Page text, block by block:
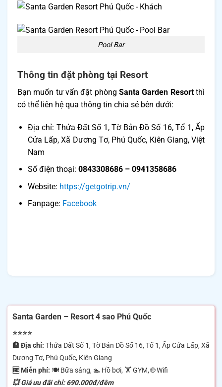
Pool Bar
Thông tin đặt phòng tại Resort
Bạn muốn tư vấn đặt phòng Santa Garden Resortthì
có thể liên hệ qua thông tin chia sẻ bên dưới:
Địa chỉ: Thửa Đất Số 1, Tờ Bản Đồ Số 16, Tổ 1, Ấp
Cửa Lấp, Xã Dương Tơ, Phú Quốc, Kiên Giang, Việt
Nam
Số điện thoại: 0843308686 – 0941358686
Website: https://getgotrip.vn/
Fanpage: ​​ Facebook
Santa Garden – Resort 4 sao Phú Quốc
⭐⭐⭐⭐
🏨 Địa chỉ: Thửa Đất Số 1, Tờ Bản Đồ Số 16, Tổ 1, Ấp Cửa Lấp, Xã
Dương Tơ, Phú Quốc, Kiên Giang
🆓 Miễn phí: 🍽 Bữa sáng, 🏊 Hồ bơi, 🏋️ GYM, 🌐 Wifi
💥 Giá ưu đãi chỉ: 690.000đ/đêm